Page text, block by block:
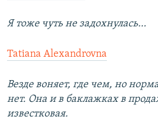
Я тоже чуть не задохнулась…
Tatiana Alexandrovna
Везде воняет, где чем, но
нет. Она и в баклажках в
известковая.